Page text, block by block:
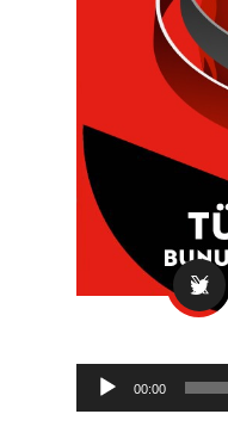
Audio
Player
00:00